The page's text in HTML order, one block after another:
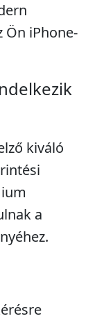
Ön iPhone-
kiváló
a